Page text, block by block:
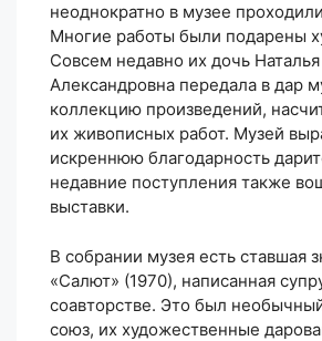
неоднократно в музее
Многие работы были подарены
Совсем недавно их дочь Наталья
Александровна передала в дар
коллекцию произведений,
их живописных работ. Музей
искреннюю благодарность
недавние поступления также
выставки.
В собрании музея есть ставшая
«Салют» (1970), написанная
соавторстве. Это был
союз, их художественные